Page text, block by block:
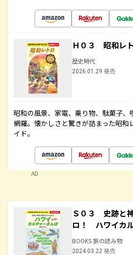
Ｈ０３ 昭和レ
歴史時代
2026.01.29 発売
昭和の風景、家電、乗り物、駄菓子、
網羅。懐かしさと驚きが詰まった昭和
イド。
AD
Ｓ０３ 史跡と
ロ！ ハワイカ
BOOKS 旅の読み物
2024.03.22 発売